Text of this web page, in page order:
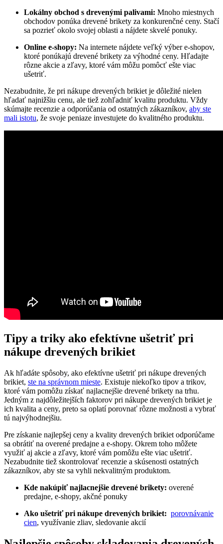
Lokálny‌ obchod s drevenými⁤ palivami: Mnoho miestnych
obchodov ‌ponúka drevené brikety za​ konkurenčné ceny. Stačí‌
sa pozrieť​ okolo svojej oblasti⁢ a nájdete skvelé ponuky.
Online e-shopy: Na internete‍ nájdete veľký výber e-shopov,
ktoré ponúkajú drevené brikety⁣ za výhodné ceny. Hľadajte
rôzne akcie ‌a zľavy, ktoré vám‍ môžu⁢ pomôcť ešte viac
‍ušetriť.
Nezabudnite, že pri nákupe drevených brikiet ⁢je‍ dôležité nielen
hľadať najnižšiu ⁢cenu, ale tiež zohľadniť kvalitu produktu.‍ Vždy
skúmajte recenzie a odporúčania ⁢od⁤ ostatných zákazníkov, aby ste
mali istotu, že ‌svoje peniaze‍ investujete⁤ do kvalitného ⁣produktu.
Tipy a triky ako efektívne ušetriť pri
nákupe ⁤drevených brikiet
Ak hľadáte spôsoby, ako efektívne ušetriť pri⁣ nákupe ‌drevených
brikiet, ​ ste na správnom mieste. Existuje ‌niekoľko tipov a trikov,
ktoré vám pomôžu ⁣získať najlacnejšie drevené brikety na trhu.
Jedným z najdôležitejších ⁤faktorov pri nákupe drevených brikiet je
ich kvalita a ‌ceny, preto ⁢sa oplatí porovnať ‍rôzne možnosti a vybrať
⁣tú najvýhodnejšiu.
Pre získanie najlepšej ‌ceny a kvality drevených⁣ brikiet odporúčame
⁤sa obrátiť na overené predajne a e-shopy. ⁤Okrem toho môžete
‌využiť aj akcie a zľavy, ktoré‌ vám pomôžu ešte viac ušetriť.
Nezabudnite ‍tiež skontrolovať recenzie a‍ skúsenosti ostatných
zákazníkov, aby ste sa vyhli nekvalitným produktom.
Kde ‍nakúpiť najlacnejšie drevené brikety: overené
predajne, e-shopy, akčné ponuky
Ako ušetriť pri nákupe drevených ⁣brikiet: porovnávanie
cien, využívanie zliav,​ sledovanie‍ akcií